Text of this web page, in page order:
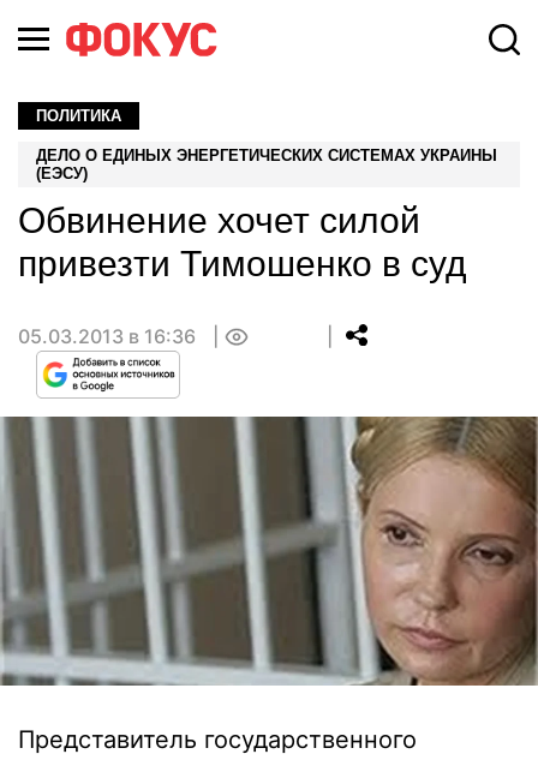
ПОЛИТИКА
ДЕЛО О ЕДИНЫХ ЭНЕРГЕТИЧЕСКИХ СИСТЕМАХ УКРАИНЫ
(ЕЭСУ)
Обвинение хочет силой
привезти Тимошенко в суд
05.03.2013 в 16:36
Представитель государственного